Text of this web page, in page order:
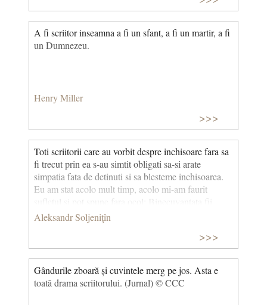
A fi scriitor inseamna a fi un sfant, a fi un martir, a fi
un Dumnezeu.
Henry Miller
>>>
Toti scriitorii care au vorbit despre inchisoare fara sa
fi trecut prin ea s-au simtit obligati sa-si arate
simpatia fata de detinuti si sa blesteme inchisoarea.
Eu am stat acolo mult timp, acolo mi-am faurit
sufletul si pot spune fara ocol: Binecuvantata fii,
inchisoare..., binecuvantat fie rolul pe care l-ai jucat
in existenta mea!
Aleksandr Soljeniţîn
>>>
Gândurile zboară și cuvintele merg pe jos. Asta e
toată drama scriitorului. (Jurnal) © CCC